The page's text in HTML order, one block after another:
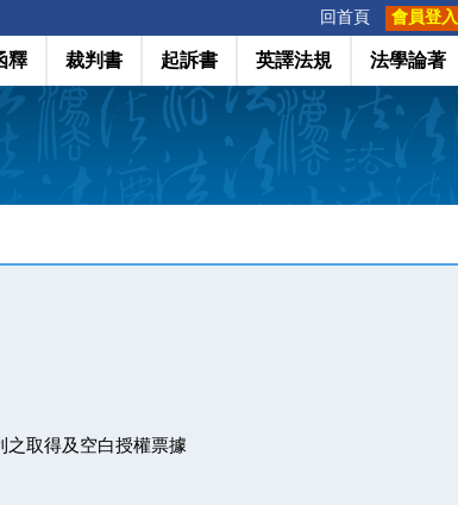
回首頁 會員登入
釋 裁判書 起訴書 英譯法規 法學論著
取得及空白授權票據